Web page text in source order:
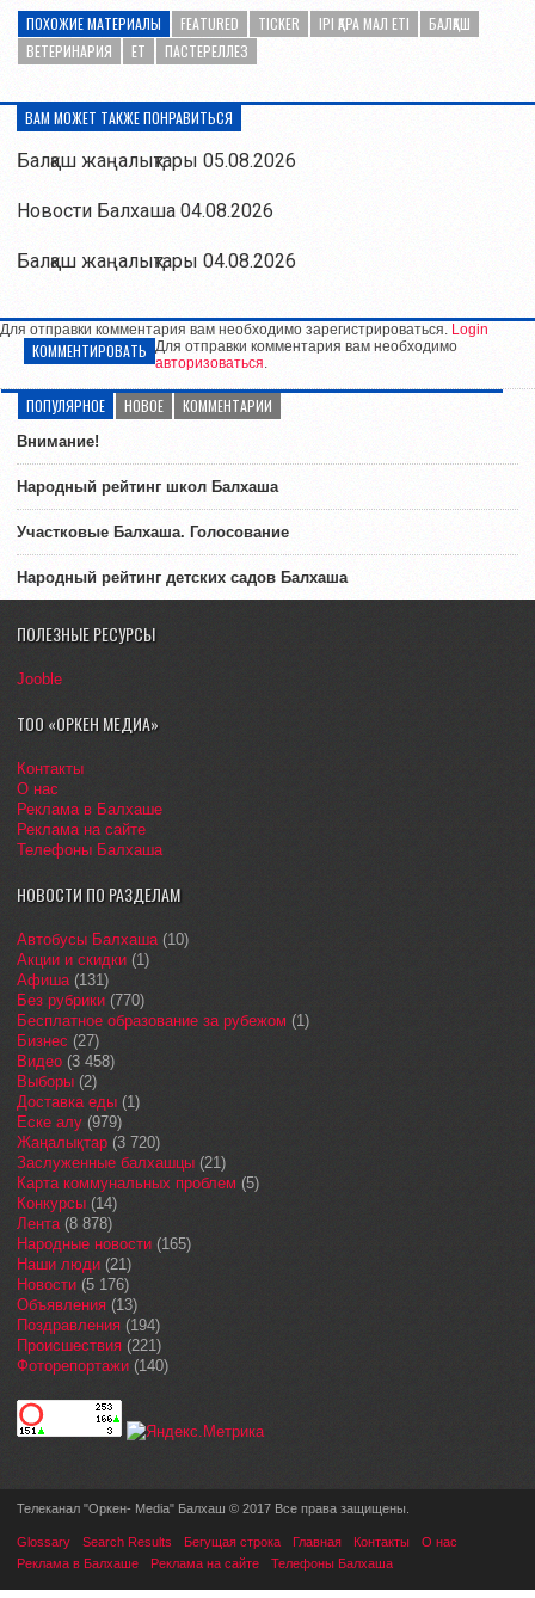
ПОХОЖИЕ МАТЕРИАЛЫ FEATURED TICKER ІРІ ҚАРА МАЛ ЕТІ
БАЛҚАШ
ВЕТЕРИНАРИЯ
ЕТ ПАСТЕРЕЛЛЕЗ
ВАМ МОЖЕТ ТАКЖЕ ПОНРАВИТЬСЯ
Балқаш жаңалықтары 05.08.2026
Новости Балхаша 04.08.2026
Балқаш жаңалықтары 04.08.2026
Для отправки комментария вам необходимо зарегистрироваться. Login
КОММЕНТИРОВАТЬ Для отправки комментария вам необходимо
авторизоваться.
ПОПУЛЯРНОЕ НОВОЕ КОММЕНТАРИИ
Внимание!
Народный рейтинг школ Балхаша
Участковые Балхаша. Голосование
Народный рейтинг детских садов Балхаша
ПОЛЕЗНЫЕ РЕСУРСЫ
Jooble
ТОО «ОРКЕН МЕДИА»
Контакты
О нас
Реклама в Балхаше
Реклама на сайте
Телефоны Балхаша
НОВОСТИ ПО РАЗДЕЛАМ
Автобусы Балхаша(10)
Акции и скидки (1)
Афиша(131)
Без рубрики (770)
Бесплатное образование за рубежом (1)
Бизнес (27)
Видео (3 458)
Выборы (2)
Доставка еды (1)
Еске алу (979)
Жаңалықтар (3 720)
Заслуженные балхашцы (21)
Карта коммунальных проблем (5)
Конкурсы (14)
Лента(8 878)
Народные новости (165)
Наши люди (21)
Новости (5 176)
Объявления (13)
Поздравления (194)
Происшествия (221)
Фоторепортажи (140)
Телеканал "Оркен- Media" Балхаш © 2017 Все права защищены.
Glossary Search Results Бегущая строка Главная Контакты
О нас
Реклама в Балхаше
Реклама на сайте Телефоны Балхаша